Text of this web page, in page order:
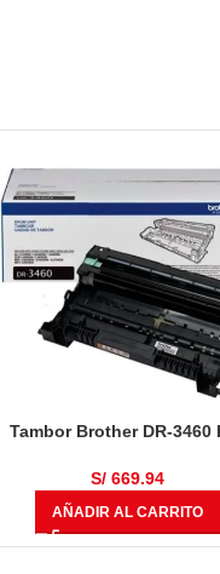
Tambor Brother DR-3460
L5650DN / MFC-L6700 /
L6900DW / MFC-L5900DW
Páginas
S/ 669.94
AÑADIR AL CARRITO